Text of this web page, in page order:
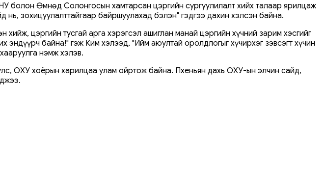
Өмнөд Солонгосын хамтарсан цэргийн сургуулилалт хийх талаар ярилцаж
зохицуулалттайгаар байршуулахад бэлэн" гэдгээ дахин хэлсэн байна.
цэргийн тусгай арга хэрэгсэл ашиглан манай цэргийн хүчний зарим хэсгийг
байна!" гэж Ким хэлээд, "Ийм аюултай оролдлогыг хүчирхэг зэвсэгт хүчин
нэмж хэлэв.
ОХУ хоёрын харилцаа улам ойртож байна. Пхеньян дахь ОХУ-ын элчин сайд,